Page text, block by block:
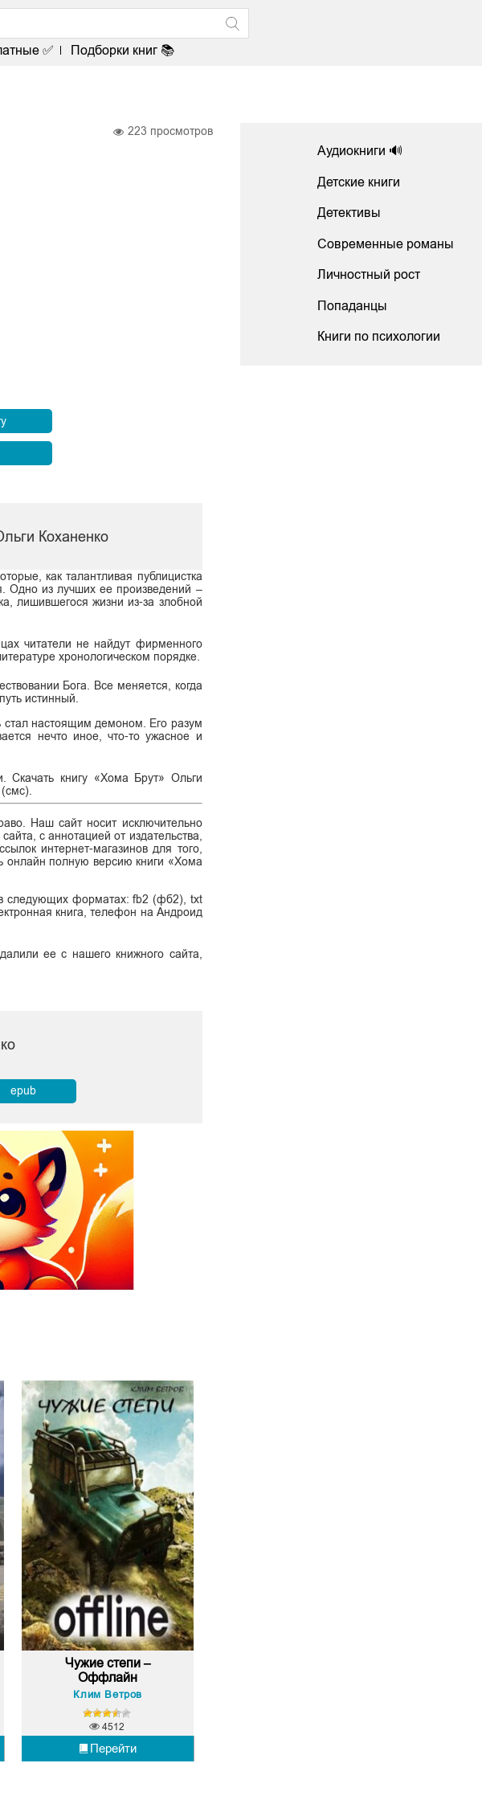
✅ Подборки книг 📚
223 просмотров
Коханенко
как талантливая публицистка
Одно из лучших ее произведений –
лишившегося жизни из-за злобной
читатели не найдут фирменного
хронологическом порядке.
Бога. Все меняется, когда
истинный.
настоящим демоном. Его разум
нечто иное, что-то ужасное и
Скачать книгу «Хома Брут» Ольги
Наш сайт носит исключительно
с аннотацией от издательства,
интернет-магазинов для того,
онлайн полную версию книги «Хома
в следующих форматах: fb2 (фб2), txt
книга, телефон на Андроид
ее с нашего книжного сайта,
epub
Чужие степи –
Оффлайн
Клим Ветров
Перейти
4512
Аудиокниги 🔊
Детские книги
Детективы
Современные романы
Личностный рост
Попаданцы
Книги по психологии